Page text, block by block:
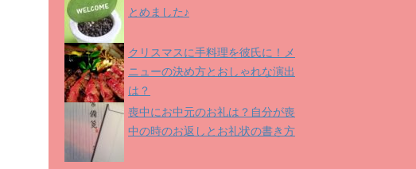
とめました♪
クリスマスに手料理を彼氏に！メ
ニューの決め方とおしゃれな演出
は？
喪中にお中元のお礼は？自分が喪
中の時のお返しとお礼状の書き方